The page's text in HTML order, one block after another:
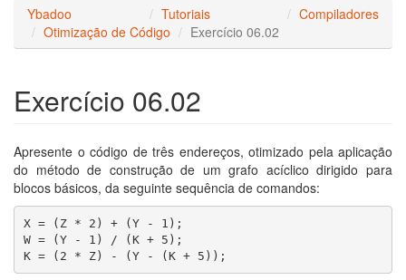
Ybadoo Tutoriais
Compiladores
Otimização de Código
Exercício 06.02
Exercício 06.02
Apresente o código de três endereços, otimizado pela aplicação
do método de construção de um grafo acíclico dirigido para
blocos básicos, da seguinte sequência de comandos:
X = (Z * 2) + (Y - 1);
W = (Y - 1) / (K + 5);
K = (2 * Z) - (Y - (K + 5));